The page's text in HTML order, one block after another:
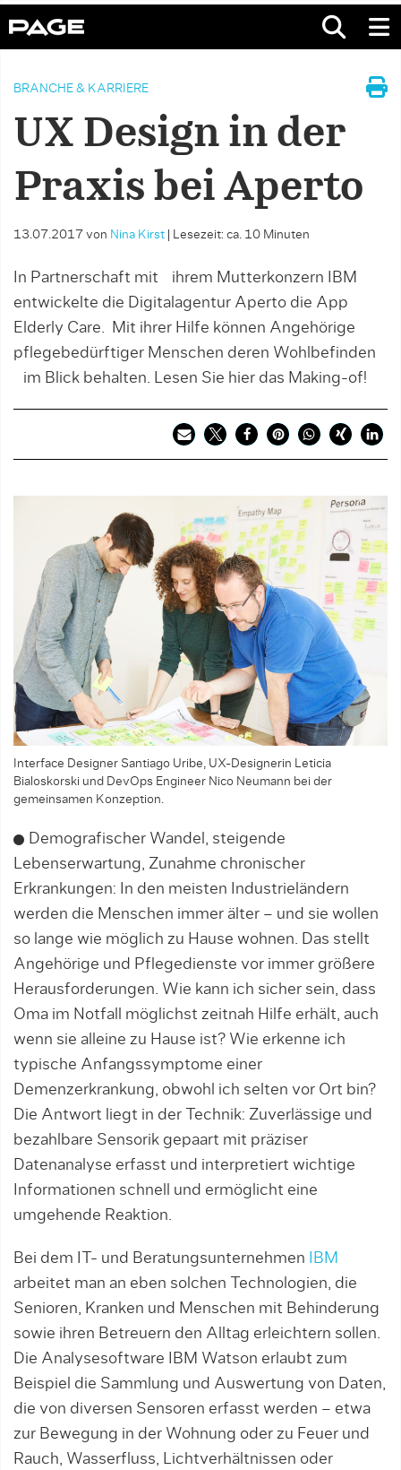
BRANCHE & KARRIERE
UX Design in der
Praxis bei Aperto
13.07.2017 von Nina Kirst Lesezeit: ca. 10 Minuten
In Partnerschaft mit ihrem Mutterkonzern IBM
entwickelte die Digitalagentur Aperto die App
Elderly Care. Mit ihrer Hilfe können Angehörige
pflegebedürftiger Menschen deren Wohlbefinden
im Blick behalten. Lesen Sie hier das Making-of!
Interface Designer Santiago Uribe, UX-Designerin Leticia
Bialoskorski und DevOps Engineer Nico Neumann bei der
gemeinsa­men Konzeption.
Demografischer Wandel, steigende
Lebenserwartung, Zunahme chronischer
Erkrankungen: In den meisten Industrieländern
werden die Menschen immer älter – und sie wollen
so lange wie möglich zu Hause wohnen. Das stellt
Angehörige und Pflegedienste vor immer größere
Herausforderungen. Wie kann ich sicher sein, dass
Oma im Notfall möglichst zeitnah Hilfe erhält, auch
wenn sie alleine zu Hause ist? Wie erkenne ich
typische Anfangssymptome einer
Demenzerkrankung, obwohl ich selten vor Ort bin?
Die Antwort liegt in der Technik: Zuverlässige und
bezahlbare Sensorik gepaart mit präziser
Datenanalyse erfasst und interpretiert wichtige
Informationen schnell und ermöglicht eine
umgehende Reaktion.
Bei dem IT- und Beratungsunternehmen
IBM
arbeitet man an eben solchen Technologien, die
Senioren, Kranken und Menschen mit Behinderung
sowie ihren Betreuern den Alltag erleichtern sollen.
Die Analysesoftware IBM Watson erlaubt zum
Beispiel die Sammlung und Auswertung von Daten,
die von diversen Sensoren erfasst werden – etwa
zur Bewegung in der Wohnung oder zu Feuer und
Rauch, Wasserfluss, Lichtverhältnissen oder